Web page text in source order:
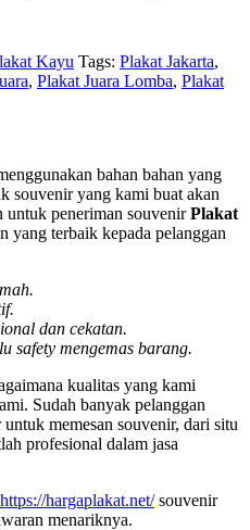
Kayu Tags: Plakat Jakarta,
, Plakat Juara Lomba, Plakat
bahan bahan yang
souvenir yang kami buat akan
untuk peneriman souvenirPlakat
yang terbaik kepada pelanggan
dan cekatan.
safety mengemas barang.
kualitas yang kami
Sudah banyak pelanggan
memesan souvenir, dari situ
profesional dalam jasa
https://hargaplakat.net/souvenir
menariknya.